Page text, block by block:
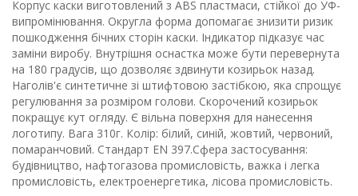
Корпус каски виготовлений з ABS пластмаси, стійкої до УФ-
випромінювання. Округла форма допомагає знизити ризик
пошкодження бічних сторін каски. Індикатор підказує час
заміни виробу. Внутрішня оснастка може бути перевернута
на 180 градусів, що дозволяє здвинути козирьок назад.
Наголів'є синтетичне зі штифтовою застібкою, яка спрощує
регулювання за розміром голови. Скорочений козирьок
покращує кут огляду. Є вільна поверхня для нанесення
логотипу. Вага 310г. Колір: білий, синій, жовтий, червоний,
помаранчовий. Стандарт EN 397.Сфера застосування:
будівництво, нафтогазова промисловість, важка і легка
промисловість, електроенергетика, лісова промисловість.